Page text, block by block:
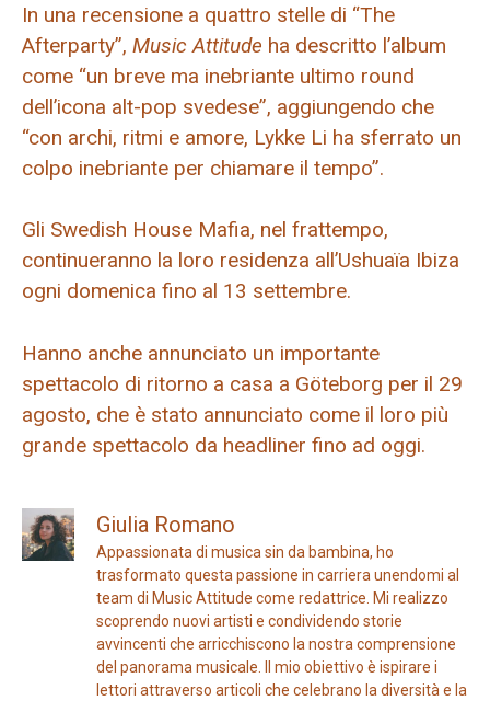
In una recensione a quattro stelle di “The
Afterparty”, Music Attitude ha descritto l’album
come “un breve ma inebriante ultimo round
dell’icona alt-pop svedese”, aggiungendo che
“con archi, ritmi e amore, Lykke Li ha sferrato un
colpo inebriante per chiamare il tempo”.
Gli Swedish House Mafia, nel frattempo,
continueranno la loro residenza all’Ushuaïa Ibiza
ogni domenica fino al 13 settembre.
Hanno anche annunciato un importante
spettacolo di ritorno a casa a Göteborg per il 29
agosto, che è stato annunciato come il loro più
grande spettacolo da headliner fino ad oggi.
Giulia Romano
Appassionata di musica sin da bambina, ho
trasformato questa passione in carriera unendomi al
team di Music Attitude come redattrice. Mi realizzo
scoprendo nuovi artisti e condividendo storie
avvincenti che arricchiscono la nostra comprensione
del panorama musicale. Il mio obiettivo è ispirare i
lettori attraverso articoli che celebrano la diversità e la